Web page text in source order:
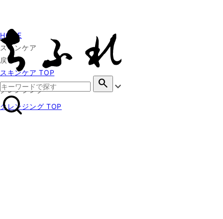
search
HOME
スキンケア
戻る
スキンケア TOP
クレンジング
クレンジング TOP